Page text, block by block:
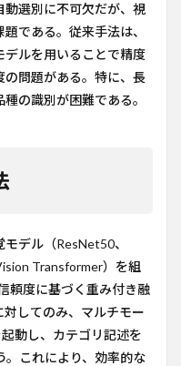
選別に不可欠だが、視
である。従来手法は、
ルを用いることで精度
の問題がある。特に、長
の識別が困難である。
デル（ResNet50、
Transformer）を組
頼度に基づく重み付き融
してのみ、マルチモー
動し、カテゴリ記述を
これにより、効率的な